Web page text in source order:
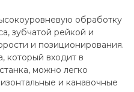
обработку
зубчатой рейкой и
и позиционирования.
который входит в
можно легко
и канавочные